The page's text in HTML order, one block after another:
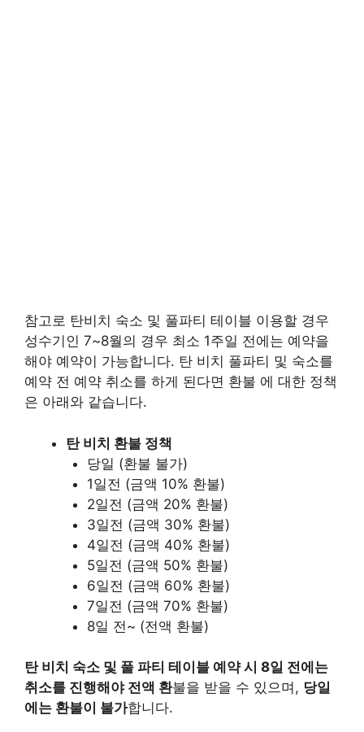
참고로 탄비치 숙소 및 풀파티 테이블 이용할 경우
성수기인 7~8월의 경우 최소 1주일 전에는 예약을
해야 예약이 가능합니다. 탄 비치 풀파티 및 숙소를
예약 전 예약 취소를 하게 된다면 환불 에 대한 정책
은 아래와 같습니다.
탄 비치 환불 정책
당일 (환불 불가)
1일전 (금액 10% 환불)
2일전 (금액 20% 환불)
3일전 (금액 30% 환불)
4일전 (금액 40% 환불)
5일전 (금액 50% 환불)
6일전 (금액 60% 환불)
7일전 (금액 70% 환불)
8일 전~ (전액 환불)
탄 비치 숙소 및 풀 파티 테이블 예약 시 8일 전에는
취소를 진행해야 전액 환불을 받을 수 있으며, 당일
에는 환불이 불가합니다.